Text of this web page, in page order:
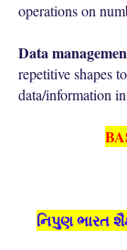
operations on
Data
repetitive shapes
data/information
નિપુણ ભારત